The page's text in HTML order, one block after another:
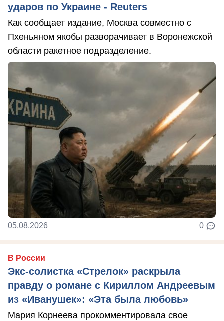
ударов по Украине - Reuters
Как сообщает издание, Москва совместно с
Пхеньяном якобы разворачивает в Воронежской
области ракетное подразделение.
05.08.2026 0
В России
Экс-солистка «Стрелок» раскрыла
правду о романе с Кириллом Андреевым
из «Иванушек»: «Эта была любовь»
Мария Корнеева прокомментировала свое